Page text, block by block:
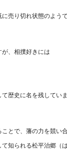
、相撲好きには
歴史に名を残してい
知られる松平治郷（